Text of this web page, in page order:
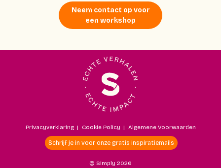
Neem contact op voor
een workshop
Privacyverklaring | Cookie Policy | Algemene Voorwaarden
Schrijf je in voor onze gratis inspiratiemails
© Simply 2026